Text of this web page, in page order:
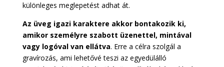
különleges meglepetést adhat át.
Az üveg igazi karaktere akkor bontakozik ki,
amikor személyre szabott üzenettel, mintával
vagy logóval van ellátva. Erre a célra szolgál a
gravírozás, ami lehetővé teszi az egyedülálló